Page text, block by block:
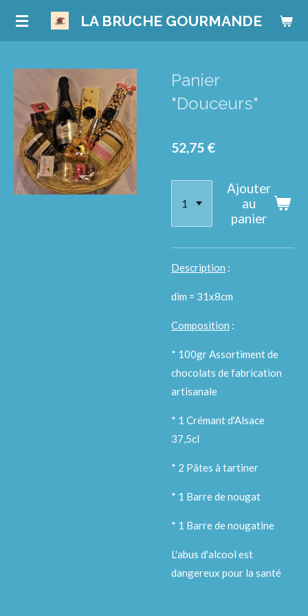
Passer
principal
LA BRUCHE GOURMANDE
Panier
"Douceurs"
52,75 €
Ajouter
au
panier
Description :
dim = 31x8cm
Composition :
* 100gr Assortiment de
chocolats de fabrication
artisanale
* 1 Crémant d'Alsace
37,5cl
* 2 Pâtes à tartiner
* 1 Barre de nougat
* 1 Barre de nougatine
L'abus d'alcool est
dangereux pour la santé